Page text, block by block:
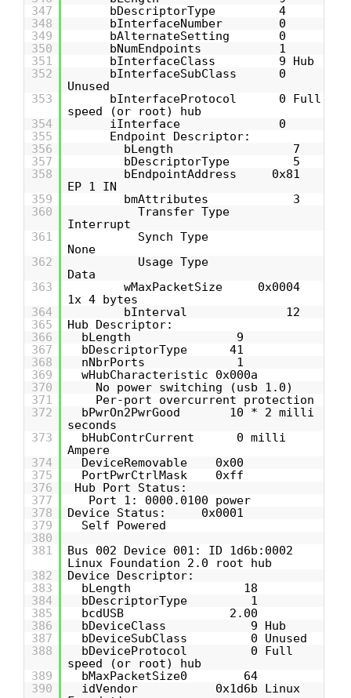
347
bDescriptorType 4
348
bInterfaceNumber 0
349
bAlternateSetting 0
350
bNumEndpoints 1
351
bInterfaceClass 9 Hub
352
bInterfaceSubClass 0
Unused
353
bInterfaceProtocol 0 Full
speed (or root) hub
354
iInterface 0
355
Endpoint Descriptor:
356
bLength 7
357
bDescriptorType 5
358
bEndpointAddress 0x81
EP 1 IN
359
bmAttributes 3
360
Transfer Type
Interrupt
361
Synch Type
None
362
Usage Type
Data
363
wMaxPacketSize 0x0004
1x 4 bytes
364
bInterval 12
365
Hub Descriptor:
366
bLength 9
367
bDescriptorType 41
368
nNbrPorts 1
369
wHubCharacteristic 0x000a
370
No power switching (usb 1.0)
371
Per-port overcurrent protection
372
bPwrOn2PwrGood 10 * 2 milli
seconds
373
bHubContrCurrent 0 milli
Ampere
374
DeviceRemovable 0x00
375
PortPwrCtrlMask 0xff
376
Hub Port Status:
377
Port 1: 0000.0100 power
378
Device Status: 0x0001
379
Self Powered
380
381
Bus 002 Device 001: ID 1d6b:0002
Linux Foundation 2.0 root hub
382
Device Descriptor:
383
bLength 18
384
bDescriptorType 1
385
bcdUSB 2.00
386
bDeviceClass 9 Hub
387
bDeviceSubClass 0 Unused
388
bDeviceProtocol 0 Full
speed (or root) hub
389
bMaxPacketSize0 64
390
idVendor 0x1d6b Linux